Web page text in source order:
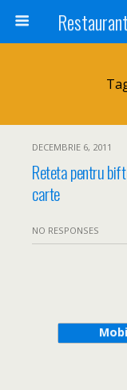
DECEMBRIE 6, 2011
Reteta pentru
carte
NO RESPONSES